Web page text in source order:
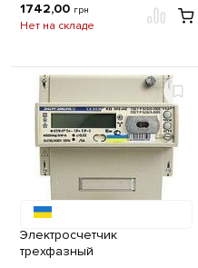
1742,00 грн
Нет на складе
Электросчетчик
трехфазный